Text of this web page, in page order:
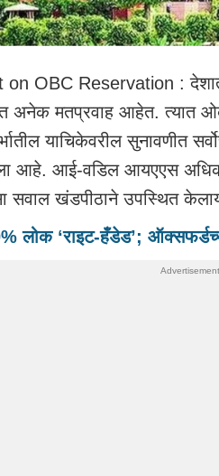
OBC Reservation :
अनेक मतप्रवाह आहेत. त्यात
याचिकेवरील सुनावणीत
आहे. आई-वडिल आयएएस
सवाल खंडपीठाने उपस्थित
लोक ‘राइट-हँडेड’;